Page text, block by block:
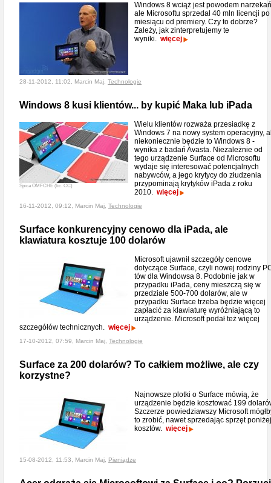
Windows 8 wciąż jest powodem
ale Microsoftu sprzedał 40 mln licencji po
miesiącu od premiery. Czy to dobrze?
Zależy, jak zinterpretujemy te
wyniki. więcej
28-11-2012, 11:02, Marcin Maj, Technologie
Windows 8 kusi klientów... by kupić Maka lub iPada
Spica OMFCHE (lic. CC)
Wielu klientów rozważa przesiadkę z
Windows 7 na nowy system operacyjny,
niekoniecznie będzie to Windows 8 -
wynika z badań Avasta. Niezależnie od
tego urządzenie Surface od Microsoftu
wydaje się interesować potencjalnych
nabywców, a jego krytycy do złudzenia
przypominają krytyków iPada z roku
2010. więcej
16-11-2012, 09:12, Marcin Maj, Technologie
Surface konkurencyjny cenowo dla iPada, ale
klawiatura kosztuje 100 dolarów
Microsoft ujawnił szczegóły cenowe
dotyczące Surface, czyli nowej rodziny
tów dla Windowsa 8. Podobnie jak w
przypadku iPada, ceny mieszczą się w
przedziale 500-700 dolarów, ale w
przypadku Surface trzeba będzie więcej
zapłacić za klawiaturę wyróżniającą to
urządzenie. Microsoft podał też więcej
szczegółów technicznych. więcej
17-10-2012, 07:59, Marcin Maj, Technologie
Surface za 200 dolarów? To całkiem możliwe, ale czy
korzystne?
Najnowsze plotki o Surface mówią, że
urządzenie będzie kosztować 199
Szczerze powiedziawszy Microsoft
to zrobić, nawet sprzedając sprzęt poniżej
kosztów. więcej
15-08-2012, 11:53, Marcin Maj, Pieniądze